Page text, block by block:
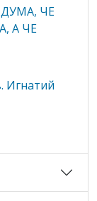
ЧЕ
А ЧЕ
Игнатий